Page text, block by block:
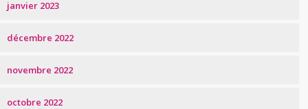
janvier 2023
décembre 2022
novembre 2022
octobre 2022